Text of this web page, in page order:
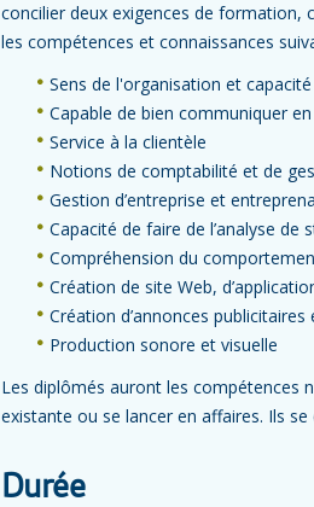
concilier deux exigences de formation,
les compétences et connaissances
Sens de l'organisation et
Capable de bien communiquer
Service à la clientèle
Notions de comptabilité et de
Gestion d’entreprise et
Capacité de faire de l’analyse
Compréhension du
Création de site Web,
Création d’annonces
Production sonore et visuelle
Les diplômés auront les compétences
existante ou se lancer en affaires. Ils
Durée